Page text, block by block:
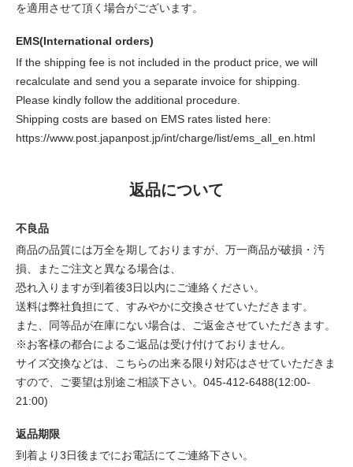
を適用させて頂く場合がございます。
EMS(International orders)
If the shipping fee is not included in the product price, we will
recalculate and send you a separate invoice for shipping.
Please kindly follow the additional procedure.
Shipping costs are based on EMS rates listed here:
https://www.post.japanpost.jp/int/charge/list/ems_all_en.html
返品について
不良品
商品の品質には万全を期しておりますが、万一商品が破損・汚
損、またご注文と異なる場合は、
恐れ入りますが到着後3日以内にご連絡ください。
送料は弊社負担にて、すみやかに交換させていただきます。
また、同等品が在庫にない場合は、ご返金させていただきます。
※お客様の都合によるご返品は受け付けておりません。
サイズ交換などは、こちらの出来る限り対応はさせていただきま
すので、ご要望は別途ご相談下さい。045-412-6488(12:00-
21:00)
返品期限
到着より3日後までにお電話にてご連絡下さい。